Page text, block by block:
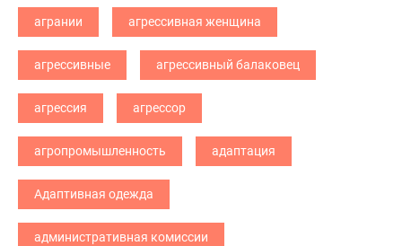
агрании агрессивная женщина
агрессивные агрессивный балаковец
агрессия агрессор
агропромышленность адаптация
Адаптивная одежда
административная комиссии